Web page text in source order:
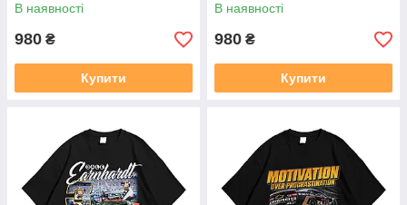
В наявності
980 ₴
Купити
В наявності
980 ₴
Купити